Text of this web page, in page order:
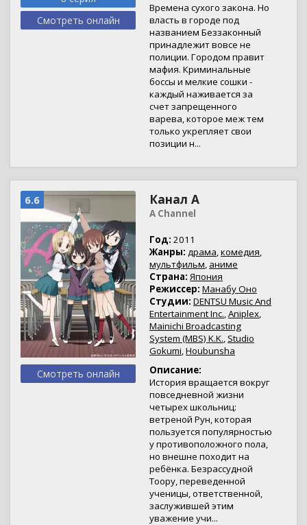
Смотреть онлайн
Времена сухого закона. Но
власть в городе под
названием Беззаконный
принадлежит вовсе не
полиции. Городом правит
мафия. Криминальные
боссы и мелкие сошки -
каждый наживается за
счет запрещенного
варева, которое меж тем
только укрепляет свои
позиции н...
6.6
Смотреть онлайн
Канал А
A Channel
Год: 2011
Жанры: драма,комедия,
мультфильм, аниме
Страна: Япония
Режиссер: Манабу Оно
Студии: DENTSU Music And
Entertainment Inc.,Aniplex,
Mainichi Broadcasting
System (MBS) K.K.,Studio
Gokumi,Houbunsha
Описание:
История вращается вокруг
повседневной жизни
четырех школьниц:
ветреной Рун, которая
пользуется популярностью
у противоположного пола,
но внешне походит на
ребёнка. Безрассудной
Тоору, переведенной
ученицы, ответственной,
заслужившей этим
уважение учи...